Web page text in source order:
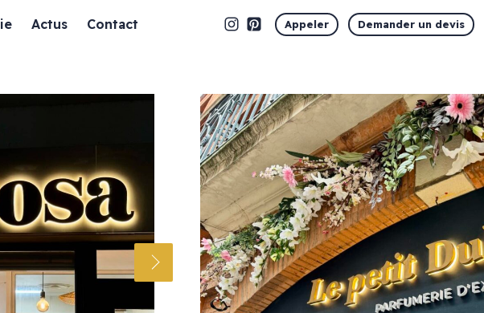
façade Marquage vitrine
Vitrophanie en découpe
Actus Contact Appeler Demander un devis